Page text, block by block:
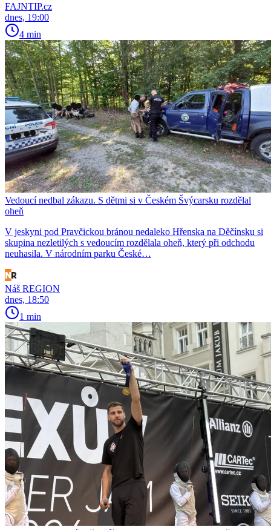
FAJNTIP.cz
dnes, 19:00
4 min
Vedoucí nedbal zákazu. S dětmi si v Českém Švýcarsku rozdělal
oheň
V jeskyni pod Pravčickou bránou nedaleko Hřenska na Děčínsku si
skupina nezletilých s vedoucím rozdělala oheň, který při odchodu
neuhasila. V národním parku České…
Náš REGION
dnes, 18:50
1 min